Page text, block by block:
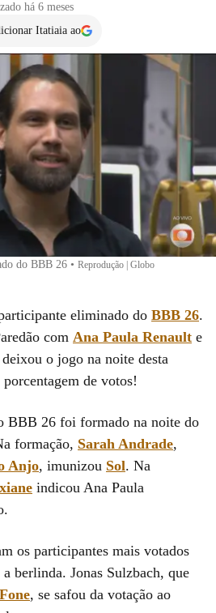
há 6 meses
Itatiaia ao
do BBB 26 • Reprodução | Globo
eliminado do BBB 26.
com Ana Paula Renault e
o jogo na noite desta
de votos!
BBB 26 foi formado na noite do
formação, Sarah Andrade,
Anjo, imunizou Sol. Na
indicou Ana Paula
os participantes mais votados
berlinda. Jonas Sulzbach, que
, se safou da votação ao